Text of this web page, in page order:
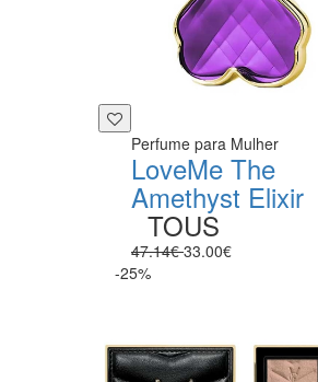
Perfume para Mulher
LoveMe The
Amethyst Elixir
TOUS
47.14€33.00€
-25%